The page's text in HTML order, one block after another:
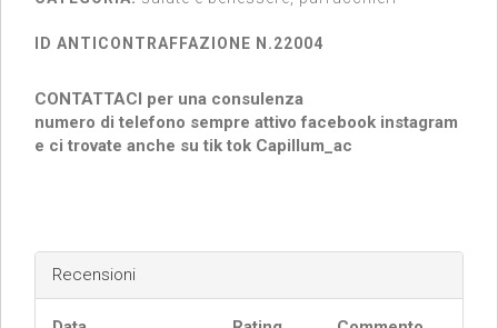
ID ANTICONTRAFFAZIONE N.22004
CONTATTACI per una consulenza
numero di telefono sempre attivo facebook instagram
e ci trovate anche su tik tok Capillum_ac
Recensioni